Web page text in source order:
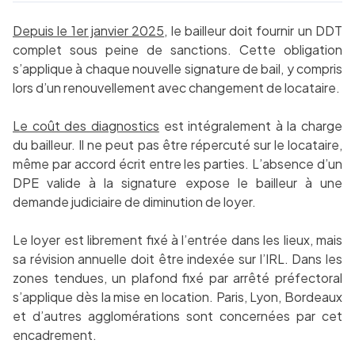
Depuis le 1er janvier 2025, le bailleur doit fournir un DDT
complet sous peine de sanctions. Cette obligation
s’applique à chaque nouvelle signature de bail, y compris
lors d’un renouvellement avec changement de locataire.
Le coût des diagnostics est intégralement à la charge
du bailleur. Il ne peut pas être répercuté sur le locataire,
même par accord écrit entre les parties. L’absence d’un
DPE valide à la signature expose le bailleur à une
demande judiciaire de diminution de loyer.
Le loyer est librement fixé à l’entrée dans les lieux, mais
sa révision annuelle doit être indexée sur l’IRL. Dans les
zones tendues, un plafond fixé par arrêté préfectoral
s’applique dès la mise en location. Paris, Lyon, Bordeaux
et d’autres agglomérations sont concernées par cet
encadrement.